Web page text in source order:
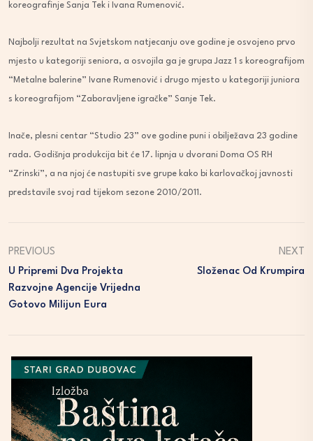
koreografinje Sanja Tek i Ivana Rumenović.
Najbolji rezultat na Svjetskom natjecanju ove godine je osvojeno prvo
mjesto u kategoriji seniora, a osvojila ga je grupa Jazz 1 s koreografijom
“Metalne balerine” Ivane Rumenović i drugo mjesto u kategoriji juniora
s koreografijom “Zaboravljene igračke” Sanje Tek.
Inače, plesni centar “Studio 23” ove godine puni i obilježava 23 godine
rada. Godišnja produkcija bit će 17. lipnja u dvorani Doma OS RH
“Zrinski”, a na njoj će nastupiti sve grupe kako bi karlovačkoj javnosti
predstavile svoj rad tijekom sezone 2010/2011.
PREVIOUS
U Pripremi Dva Projekta
Razvojne Agencije Vrijedna
Gotovo Milijun Eura
NEXT
Složenac Od Krumpira